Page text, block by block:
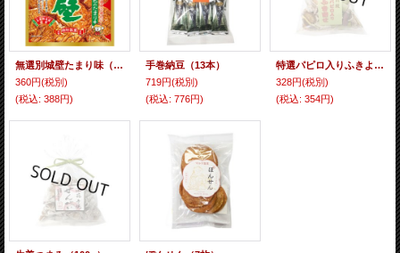
無選別城壁たまり味（120g）
360円(税別)
(税込: 388円)
手巻納豆（13本）
719円(税別)
(税込: 776円)
特選パピロ入りふきよせ（80g）
328円(税別)
(税込: 354円)